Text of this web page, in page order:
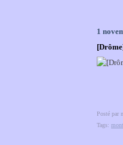
1
Posté par
Tags: